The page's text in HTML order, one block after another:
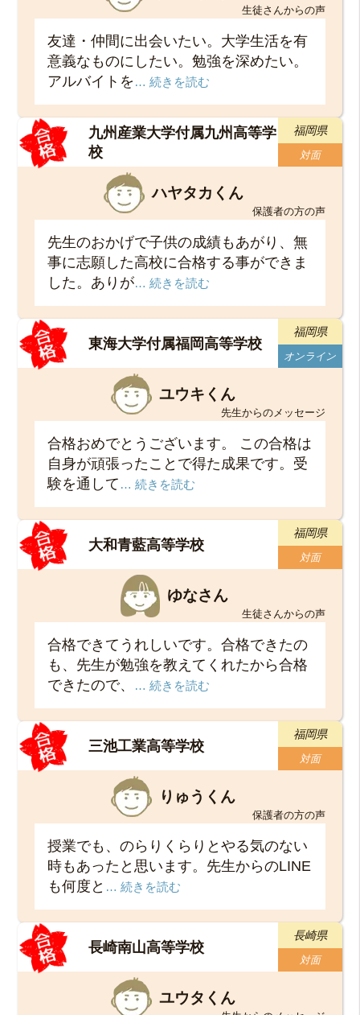
生徒さんからの声
友達・仲間に出会いたい。大学生活を有
意義なものにしたい。勉強を深めたい。
アルバイトを … 続きを読む
九州産業大学付属九州高等学
校
福岡県
対面
ハヤタカくん
保護者の方の声
先生のおかげで子供の成績もあがり、無
事に志願した高校に合格する事ができま
した。ありが… 続きを読む
東海大学付属福岡高等学校
福岡県
オンライン
ユウキくん
先生からのメッセージ
合格おめでとうございます。 この合格は
自身が頑張ったことで得た成果です。受
験を通して … 続きを読む
大和青藍高等学校
福岡県
対面
ゆなさん
生徒さんからの声
合格できてうれしいです。合格できたの
も、先生が勉強を教えてくれたから合格
できたので、
… 続きを読む
三池工業高等学校
福岡県
対面
りゅうくん
保護者の方の声
授業でも、のらりくらりとやる気のない
時もあったと思います。先生からのLINE
も何度と … 続きを読む
長崎南山高等学校
長崎県
対面
ユウタくん